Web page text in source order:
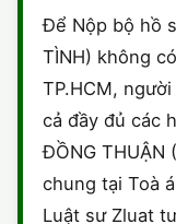
Để Nộp bộ hồ
TÌNH) không
TP.HCM,
cả đầy đủ các
ĐỒNG THUẬN
chung tại Toà
Luật sư Zluat